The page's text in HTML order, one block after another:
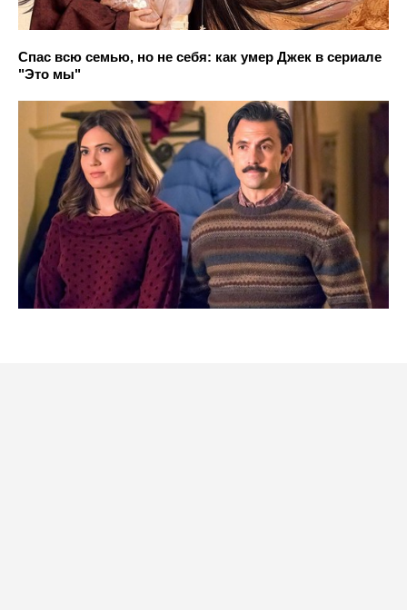
Спас всю семью, но не себя: как умер Джек в сериале
"Это мы"